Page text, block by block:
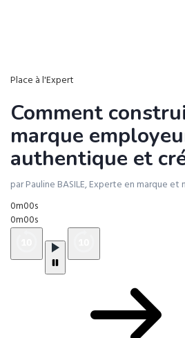
Place à l'Expert
Comment
marque
authentique et
par Pauline BASILE, Experte en marque
0m00s
0m00s